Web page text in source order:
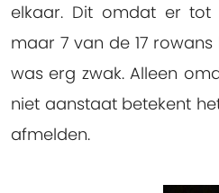
elkaar. Dit omdat er tot
maar 7 van de 17
was erg zwak. Alleen
niet aanstaat betekent
afmelden.